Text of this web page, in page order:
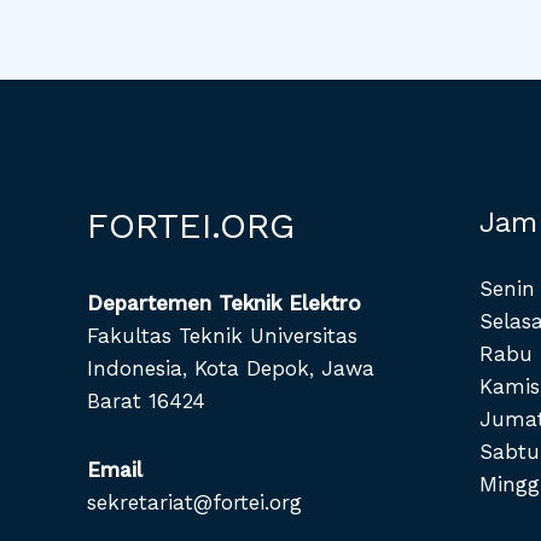
FORTEI.ORG
Departemen Teknik Elektro
Fakultas Teknik Universitas
Indonesia, Kota Depok, Jawa
Barat 16424
Email
sekretariat@fortei.org
Senin
Rabu